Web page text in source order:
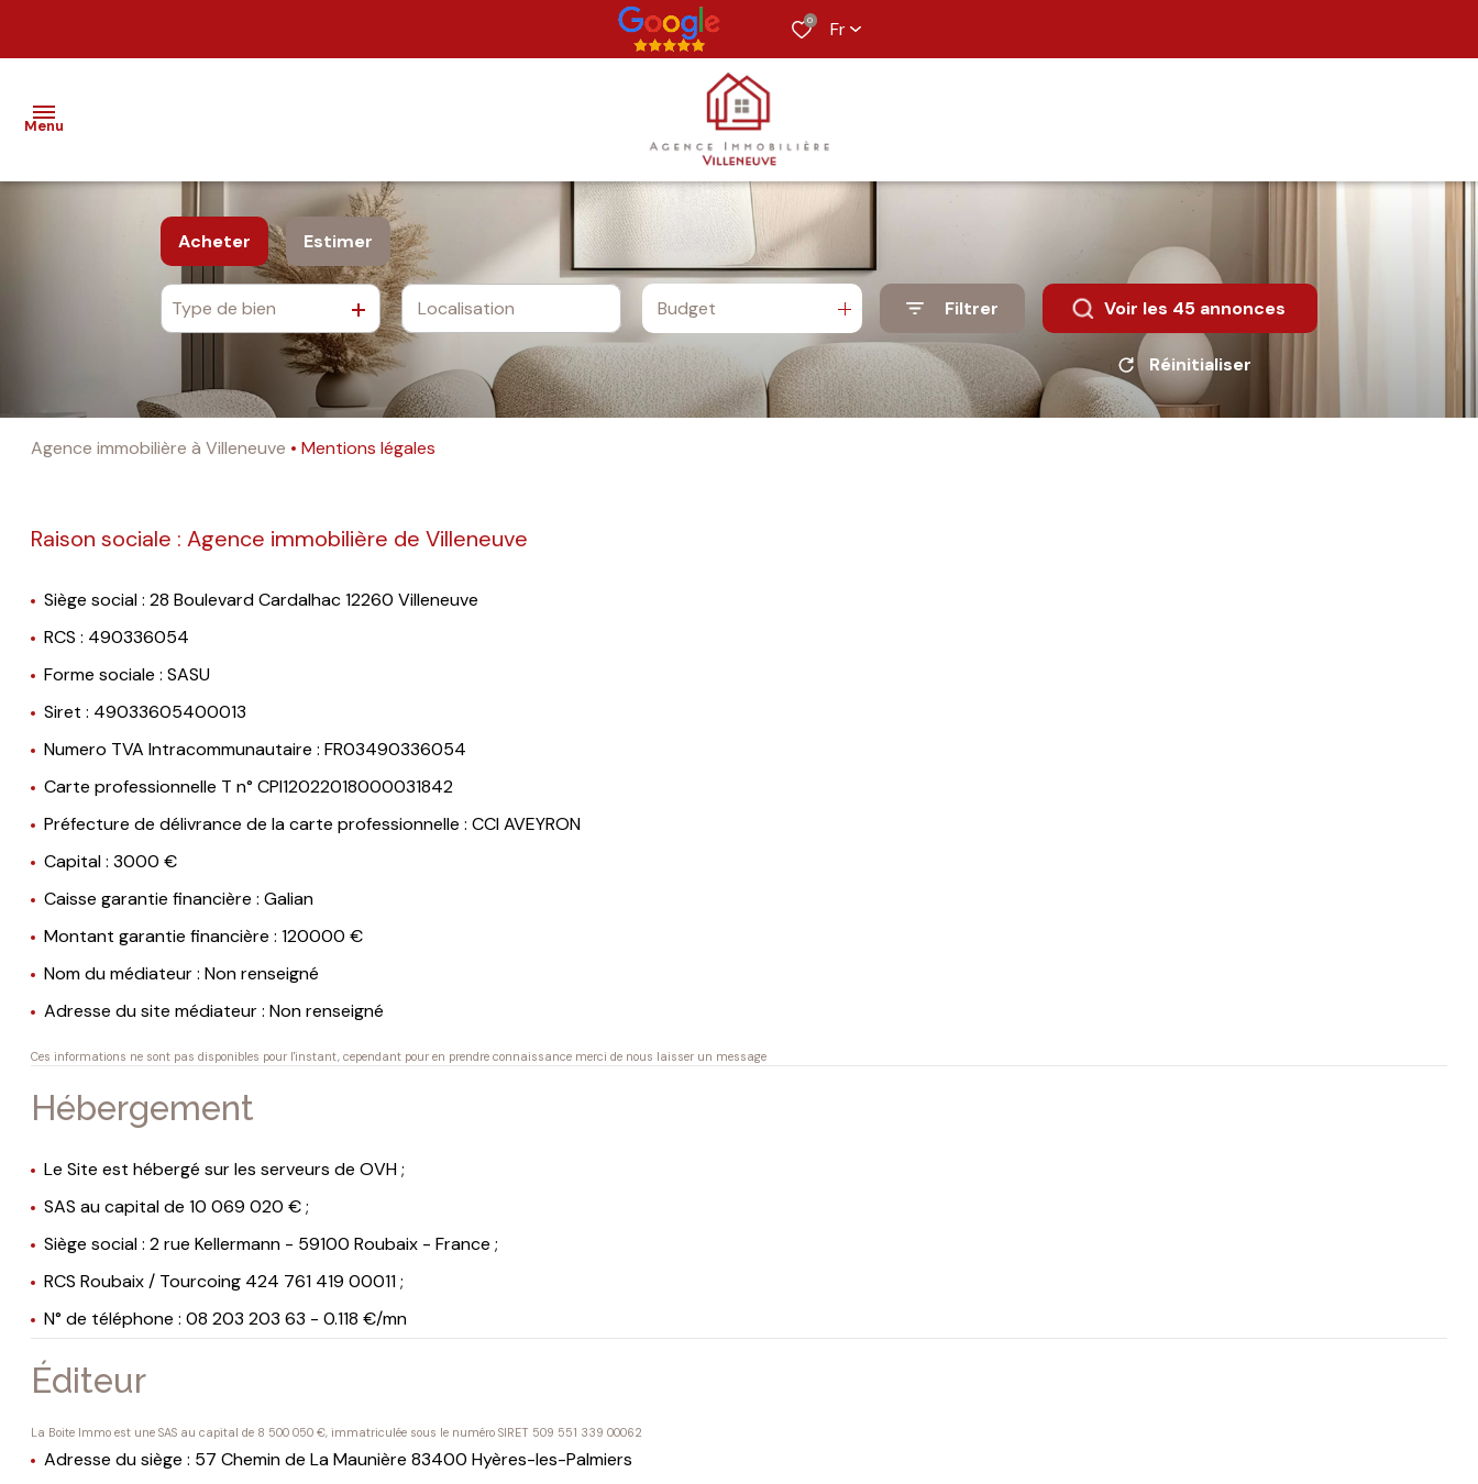
0 Fr
Menu
mail
contact
Acheter
De l'ancien
Estimer
Type de bien Budget Filtrer Voir les 45annonces
Réinitialiser
Agence immobilière à Villeneuve Mentions légales
Raison sociale : Agence immobilière de Villeneuve
Siège social : 28 Boulevard Cardalhac 12260 Villeneuve
RCS : 490336054
Forme sociale : SASU
Siret : 49033605400013
Numero TVA Intracommunautaire : FR03490336054
Carte professionnelle T n° CPI12022018000031842
Préfecture de délivrance de la carte professionnelle : CCI AVEYRON
Capital : 3000 €
Caisse garantie financière : Galian
Montant garantie financière : 120000 €
Nom du médiateur : Non renseigné
Adresse du site médiateur : Non renseigné
Ces informations ne sont pas disponibles pour l'instant, cependant pour en prendre connaissance merci de nous laisser un message
Hébergement
Le Site est hébergé sur les serveurs de OVH ;
SAS au capital de 10 069 020 € ;
Siège social : 2 rue Kellermann - 59100 Roubaix - France ;
RCS Roubaix / Tourcoing 424 761 419 00011 ;
N° de téléphone : 08 203 203 63 - 0.118 €/mn
Éditeur
La Boite Immo est une SAS au capital de 8 500 050 €, immatriculée sous le numéro SIRET 509 551 339 00062
Adresse du siège : 57 Chemin de La Maunière 83400 Hyères-les-Palmiers